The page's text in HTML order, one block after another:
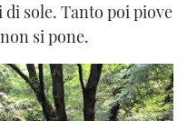
di sole. Tanto poi piove
si pone.